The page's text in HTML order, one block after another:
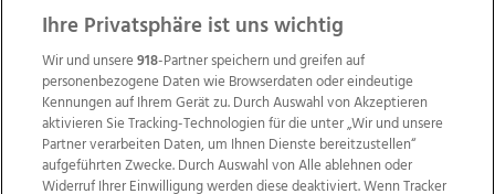
Ihre Privatsphäre ist uns wichtig
Wir und unsere918-Partner speichern und greifen auf
personenbezogene Daten wie Browserdaten oder eindeutige
Kennungen auf Ihrem Gerät zu. Durch Auswahl von Akzeptieren
aktivieren Sie Tracking-Technologien für die unter „Wir und unsere
Partner verarbeiten Daten, um Ihnen Dienste bereitzustellen“
aufgeführten Zwecke. Durch Auswahl von Alle ablehnen oder
Widerruf Ihrer Einwilligung werden diese deaktiviert. Wenn Tracker